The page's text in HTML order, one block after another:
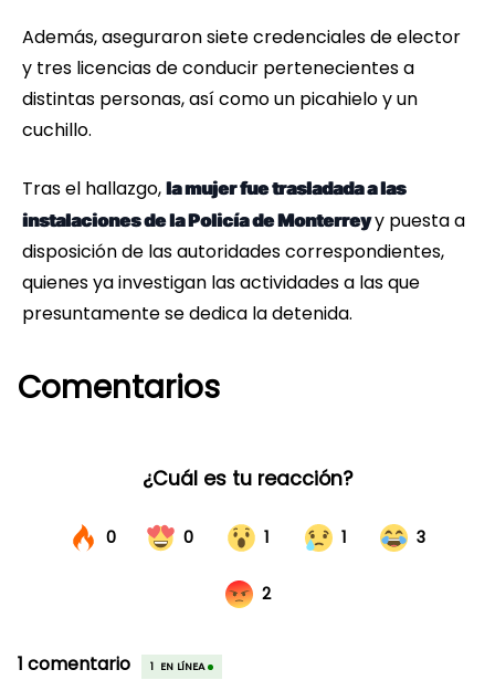
Además, aseguraron siete credenciales de elector
y tres licencias de conducir pertenecientes a
distintas personas, así como un picahielo y un
cuchillo.
Tras el hallazgo, la mujer fue trasladada a las
instalaciones de la Policía de Monterreyy puesta a
disposición de las autoridades correspondientes,
quienes ya investigan las actividades a las que
presuntamente se dedica la detenida.
Comentarios